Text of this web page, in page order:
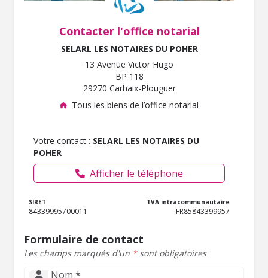
Contacter l'office notarial
SELARL LES NOTAIRES DU POHER
13 Avenue Victor Hugo
BP 118
29270 Carhaix-Plouguer
Tous les biens de l’office notarial
Votre contact : SELARL LES NOTAIRES DU
POHER
Afficher le téléphone
SIRET
84339995700011
TVA intracommunautaire
FR85843399957
Formulaire de contact
Les champs marqués d'un *sont obligatoires